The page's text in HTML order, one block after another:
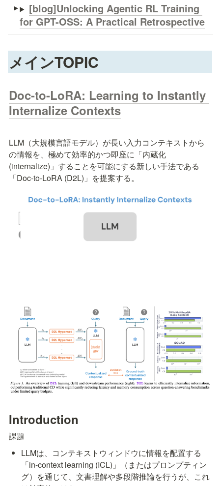
[blog]Unlocking Agentic RL Training
for GPT-OSS: A Practical Retrospective
メインTOPIC
Doc-to-LoRA: Learning to Instantly
Internalize Contexts
LLM（大規模言語モデル）が長い入力コンテキストから
の情報を、極めて効率的かつ即座に「内蔵化
(internalize)」することを可能にする新しい手法である
「Doc-to-LoRA (D2L)」を提案する。
Introduction
課題
LLMは、コンテキストウィンドウに情報を配置する
「in-context learning (ICL)」（またはプロンプティン
グ）を通じて、文書理解や多段階推論を行うが、これ